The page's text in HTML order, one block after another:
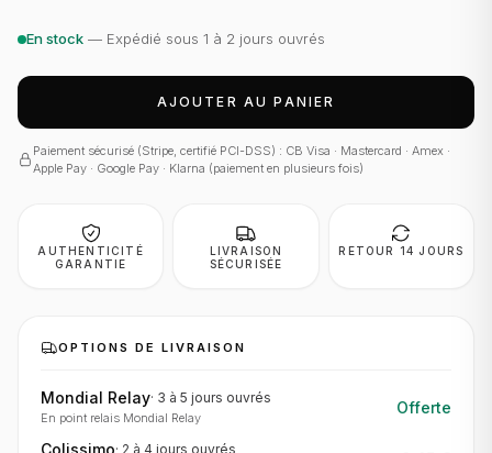
En stock — Expédié sous 1 à 2 jours ouvrés
AJOUTER AU PANIER
Paiement sécurisé (Stripe, certifié PCI-DSS) : CB Visa · Mastercard · Amex ·
Apple Pay · Google Pay · Klarna (paiement en plusieurs fois)
AUTHENTICITÉ
GARANTIE
LIVRAISON
SÉCURISÉE
RETOUR 14 JOURS
OPTIONS DE LIVRAISON
Mondial Relay· 3 à 5 jours ouvrés
En point relais Mondial Relay
Offerte
Colissimo· 2 à 4 jours ouvrés